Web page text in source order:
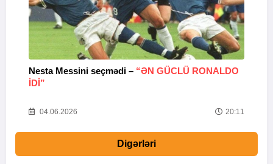
Nesta Messini seçmədi – “ƏN GÜCLÜ RONALDO
IDI”
04.06.2026 20:11
Digərləri